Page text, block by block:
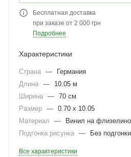
Бесплатная доставка
при заказе от 2 000 грн
Подробнее
Характеристики
Страна —
Германия
Длина —
10.05 м
Ширина — 70 см
Размер — 0.70 x 10.05
Материал
—
Винил на
Подгонка рисунка — Без
Все характеристики